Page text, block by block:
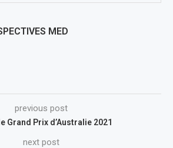
MED
previous post
Grand Prix d’Australie 2021
next post